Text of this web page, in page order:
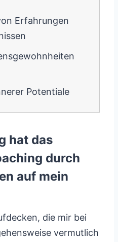
Erfahrungen
Potentiale
hat das
durch
auf mein
die mir bei
vermutlich